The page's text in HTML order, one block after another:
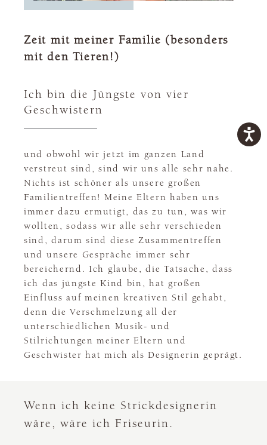
Zeit mit meiner Familie (besonders
mit den Tieren!)
Ich bin die Jüngste von vier
Geschwistern
und obwohl wir jetzt im ganzen Land
verstreut sind, sind wir uns alle sehr nahe.
Nichts ist schöner als unsere großen
Familientreffen! Meine Eltern haben uns
immer dazu ermutigt, das zu tun, was wir
wollten, sodass wir alle sehr verschieden
sind, darum sind diese Zusammentreffen
und unsere Gespräche immer sehr
bereichernd. Ich glaube, die Tatsache, dass
ich das jüngste Kind bin, hat großen
Einfluss auf meinen kreativen Stil gehabt,
denn die Verschmelzung all der
unterschiedlichen Musik- und
Stilrichtungen meiner Eltern und
Geschwister hat mich als Designerin geprägt.
Wenn ich keine Strickdesignerin
wäre, wäre ich Friseurin.